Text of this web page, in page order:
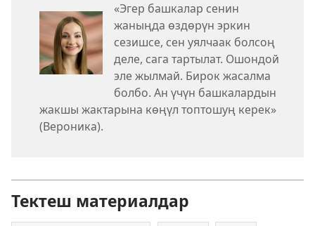
«Эгер башкалар сенин
жаныңда өздөрүн эркин
сезишсе, сен уялчаак болсоң
деле, сага тартылат. Ошондой
эле жылмай. Бирок жасалма
болбо. Ан үчүн башкалардын
жакшы жактарына көңүл топтошуң керек»
(Вероника).
Тектеш материалдар